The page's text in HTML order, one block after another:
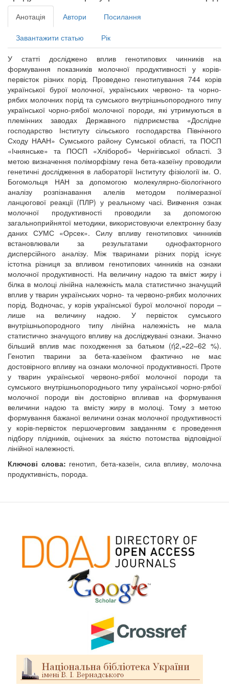
Анотація Автори Посилання
Завантажити статью Рік
У статті досліджено вплив генотипових чинників на
формування показників молочної продуктивності у корів-
первісток різних порід. Проведено генотипування 744 корів
української бурої молочної, українських червоно- та чорно-
рябих молочних порід та сумського внутрішньопородного типу
української чорно-рябої молочної породи, які утримуються в
племінних заводах Державного підприємства «Дослідне
господарство Інституту сільського господарства Північного
Сходу НААН» Сумського району Сумської області, та ПОСП
«Ічнянське» та ПОСП «Хлібороб» Чернігівської області. З
метою визначення поліморфізму гена бета-казеїну проводили
генетичні дослідження в лабораторії Інституту фізіології ім. О.
Богомольця НАН за допомогою молекулярно-біологічного
аналізу розпізнавання алелів методом полімеразної
ланцюгової реакції (ПЛР) у реальному часі. Вивчення ознак
молочної продуктивності проводили за допомогою
загальноприйнятої методики, використовуючи електронну базу
даних СУМС «Орсек». Силу впливу генотипових чинників
встановлювали за результатами однофакторного
дисперсійного аналізу. Між тваринами різних порід існує
істотна різниця за впливом генотипових чинників на ознаки
молочної продуктивності. На величину надою та вміст жиру і
білка в молоці лінійна належність мала статистично значущий
вплив у тварин українських чорно- та червоно-рябих молочних
порід. Водночас, у корів української бурої молочної породи –
лише на величину надою. У первісток сумського
внутрішньопородного типу лінійна належність не мала
статистично значущого впливу на досліджувані ознаки. Значно
більший вплив має походження за батьком (ή2,=22–62 %).
Генотип тварини за бета-казеїном фактично не має
достовірного впливу на ознаки молочної продуктивності. Проте
у тварин української червоно-рябої молочної породи та
сумського внутрішньопороднього типу української чорно-рябої
молочної породи він достовірно впливав на формування
величини надою та вмісту жиру в молоці. Тому з метою
формування бажаної величини ознак молочної продуктивності
у корів-первісток першочерговим завданням є проведення
підбору плідників, оцінених за якістю потомства відповідної
лінійної належності.
Ключові слова: генотип, бета-казеїн, сила впливу, молочна
продуктивність, порода.